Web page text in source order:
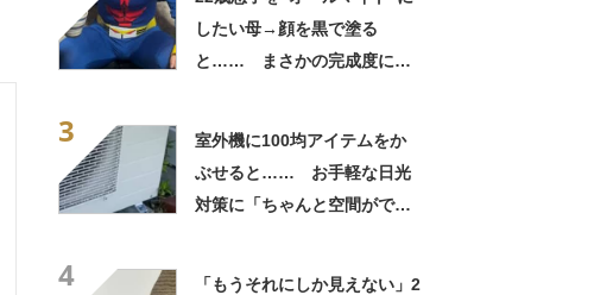
したい母→顔を黒で塗る
と…… まさかの完成度に
3
室外機に100均アイテムをか
ぶせると…… お手軽な日光
対策に「ちゃんと空間ができ
4
「もうそれにしか見えない」2